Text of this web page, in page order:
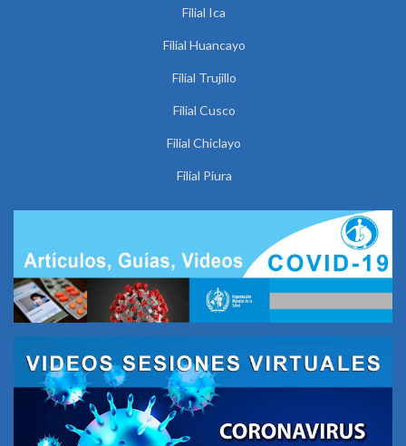
Filial Ica
Filial Huancayo
Filial Trujillo
Filial Cusco
Filial Chiclayo
Filial Piura